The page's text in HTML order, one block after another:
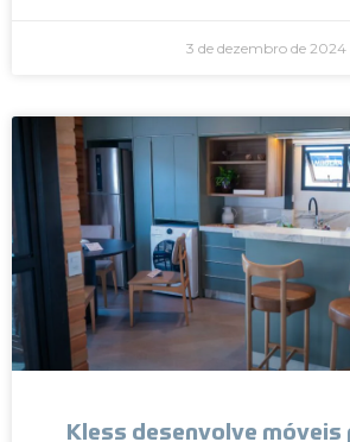
3 de dezembro de 2024
Kless desenvolve móveis